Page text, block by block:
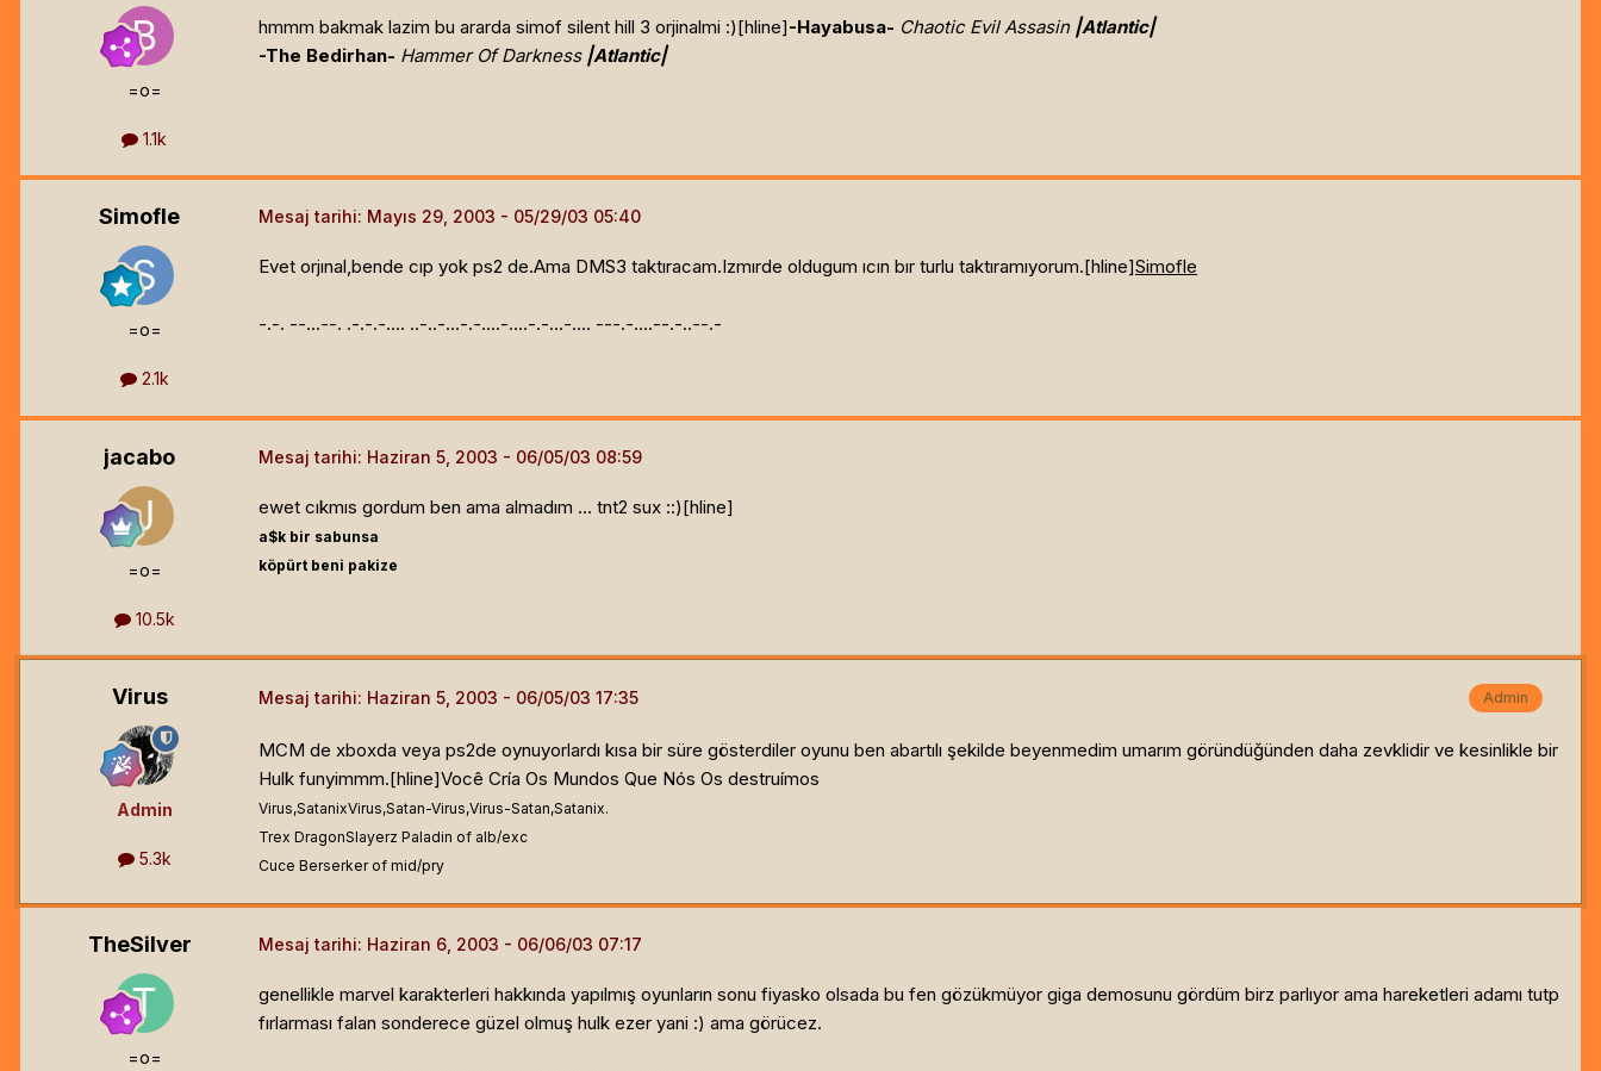
=o=
1.1k
hmmm bakmak lazim bu ararda simof silent hill 3 orjinalmi :)[hline]-Hayabusa- Chaotic Evil Assasin |Atlantic|
-The Bedirhan- Hammer Of Darkness |Atlantic|
Simofle
=o=
2.1k
Mesaj tarihi: Mayıs 29, 2003
Evet orjınal,bende cıp yok ps2 de.Ama DMS3 taktıracam.Izmırde oldugum ıcın bır turlu taktıramıyorum.[hline]Simofle
-.-. --...--. .-.-.-.... ..-..-...-.-....-....-.-...-.... ---.-....--.-..--.-
jacabo
=o=
10.5k
Mesaj tarihi: Haziran 5, 2003
ewet cıkmıs gordum ben ama almadım ... tnt2 sux ::)[hline]
a$k bir sabunsa
köpürt beni pakize
Virus
Admin
5.3k
Admin
Mesaj tarihi: Haziran 5, 2003
MCM de xboxda veya ps2de oynuyorlardı kısa bir süre gösterdiler oyunu ben abartılı şekilde beyenmedim umarım göründüğünden daha zevklidir ve kesinlikle bir
Hulk funyimmm.[hline]Você Cría Os Mundos Que Nós Os destruímos
Virus,SatanixVirus,Satan-Virus,Virus-Satan,Satanix.
Trex DragonSlayerz Paladin of alb/exc
Cuce Berserker of mid/pry
TheSilver
=o=
Mesaj tarihi: Haziran 6, 2003
genellikle marvel karakterleri hakkında yapılmış oyunların sonu fiyasko olsada bu fen gözükmüyor giga demosunu gördüm birz parlıyor ama hareketleri adamı tutp
fırlarması falan sonderece güzel olmuş hulk ezer yani :) ama görücez.